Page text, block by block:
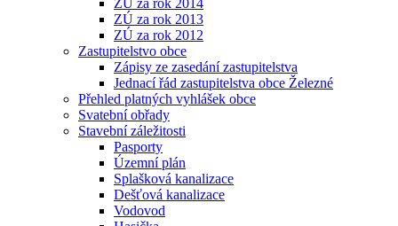
ZÚ za rok 2014
ZÚ za rok 2013
ZÚ za rok 2012
Zastupitelstvo obce
Zápisy ze zasedání zastupitelstva
Jednací řád zastupitelstva obce Železné
Přehled platných vyhlášek obce
Svatební obřady
Stavební záležitosti
Pasporty
Územní plán
Splašková kanalizace
Dešťová kanalizace
Vodovod